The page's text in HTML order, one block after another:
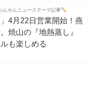
んせんニューステーマ記事
4月22日営業開始！燕
焼山の『地熱蒸し』
も楽しめる